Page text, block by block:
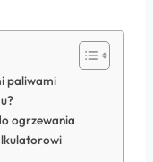
paliwami
ogrzewania